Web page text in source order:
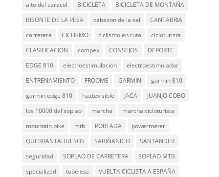
alto del caracol
BICICLETA
BICICLETA DE MONTAÑA
BISONTE DE LA PESA
cabezon de la sal
CANTABRIA
carretera
CICLISMO ciclismo en ruta
cicloturista
CLASIFICACION
compex CONSEJOS
DEPORTE
EDGE 810
electroestimulacion
electroestimulador
ENTRENAMIENTO
FROOME GARMIN
garmin 810
garmin edge 810
haztevisible JACA
JUANJO COBO
los 10000 del soplao
marcha
marcha cicloturista
mountain bike
mtb PORTADA
powermeter
QUEBRANTAHUESOS
SABIÑANIGO
SANTANDER
seguridad
SOPLAO DE CARRETERA
SOPLAO MTB
specialized
tubeless VUELTA CICLISTA A ESPAÑA